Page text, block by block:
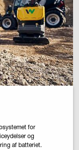
for
og
af batteriet.